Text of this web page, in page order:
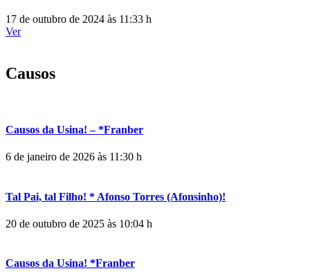
17 de outubro de 2024 às 11:33 h
Ver
Causos
Causos da Usina! – *Franber
6 de janeiro de 2026 às 11:30 h
Tal Pai, tal Filho! * Afonso Torres (Afonsinho)!
20 de outubro de 2025 às 10:04 h
Causos da Usina! *Franber